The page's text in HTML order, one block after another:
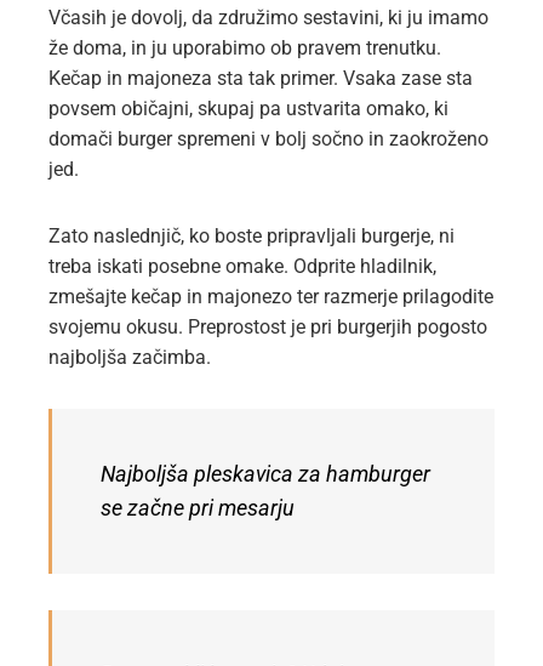
Včasih je dovolj, da združimo sestavini, ki ju imamo
že doma, in ju uporabimo ob pravem trenutku.
Kečap in majoneza sta tak primer. Vsaka zase sta
povsem običajni, skupaj pa ustvarita omako, ki
domači burger spremeni v bolj sočno in zaokroženo
jed.
Zato naslednjič, ko boste pripravljali burgerje, ni
treba iskati posebne omake. Odprite hladilnik,
zmešajte kečap in majonezo ter razmerje prilagodite
svojemu okusu. Preprostost je pri burgerjih pogosto
najboljša začimba.
Najboljša pleskavica za hamburger
se začne pri mesarju